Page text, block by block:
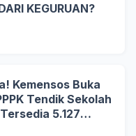
KEGURUAN?
Kemensos Buka
Tendik Sekolah
5.127
Syarat dan